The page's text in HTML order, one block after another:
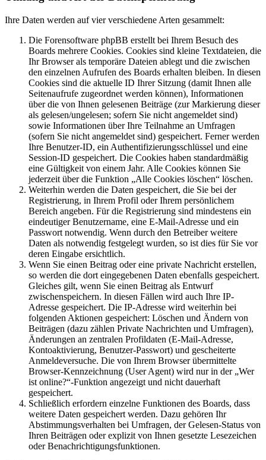
Ihre Daten werden auf vier verschiedene Arten gesammelt:
Die Forensoftware phpBB erstellt bei Ihrem Besuch des
Boards mehrere Cookies. Cookies sind kleine Textdateien, die
Ihr Browser als temporäre Dateien ablegt und die zwischen
den einzelnen Aufrufen des Boards erhalten bleiben. In diesen
Cookies sind die aktuelle ID Ihrer Sitzung (damit Ihnen alle
Seitenaufrufe zugeordnet werden können), Informationen
über die von Ihnen gelesenen Beiträge (zur Markierung dieser
als gelesen/ungelesen; sofern Sie nicht angemeldet sind)
sowie Informationen über Ihre Teilnahme an Umfragen
(sofern Sie nicht angemeldet sind) gespeichert. Ferner werden
Ihre Benutzer-ID, ein Authentifizierungsschlüssel und eine
Session-ID gespeichert. Die Cookies haben standardmäßig
eine Gültigkeit von einem Jahr. Alle Cookies können Sie
jederzeit über die Funktion „Alle Cookies löschen“ löschen.
Weiterhin werden die Daten gespeichert, die Sie bei der
Registrierung, in Ihrem Profil oder Ihrem persönlichem
Bereich angeben. Für die Registrierung sind mindestens ein
eindeutiger Benutzername, eine E-Mail-Adresse und ein
Passwort notwendig. Wenn durch den Betreiber weitere
Daten als notwendig festgelegt wurden, so ist dies für Sie vor
deren Eingabe ersichtlich.
Wenn Sie einen Beitrag oder eine private Nachricht erstellen,
so werden die dort eingegebenen Daten ebenfalls gespeichert.
Gleiches gilt, wenn Sie einen Beitrag als Entwurf
zwischenspeichern. In diesen Fällen wird auch Ihre IP-
Adresse gespeichert. Die IP-Adresse wird weiterhin bei
folgenden Aktionen gespeichert: Löschen und Ändern von
Beiträgen (dazu zählen Private Nachrichten und Umfragen),
Änderungen an zentralen Profildaten (E-Mail-Adresse,
Kontoaktivierung, Benutzer-Passwort) und gescheiterte
Anmeldeversuche. Die von Ihrem Browser übermittelte
Browser-Kennzeichnung (User Agent) wird nur in der „Wer
ist online?“-Funktion angezeigt und nicht dauerhaft
gespeichert.
Schließlich erfordern einzelne Funktionen des Boards, dass
weitere Daten gespeichert werden. Dazu gehören Ihr
Abstimmungsverhalten bei Umfragen, der Gelesen-Status von
Ihren Beiträgen oder explizit von Ihnen gesetzte Lesezeichen
oder Benachrichtigungsfunktionen.